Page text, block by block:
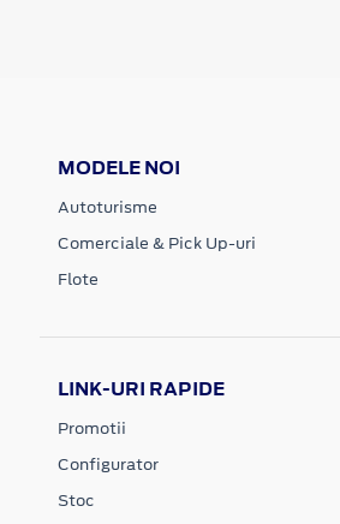
MODELE NOI
Autoturisme
Comerciale & Pick Up-uri
Flote
LINK-URI RAPIDE
Promotii
Configurator
Stoc